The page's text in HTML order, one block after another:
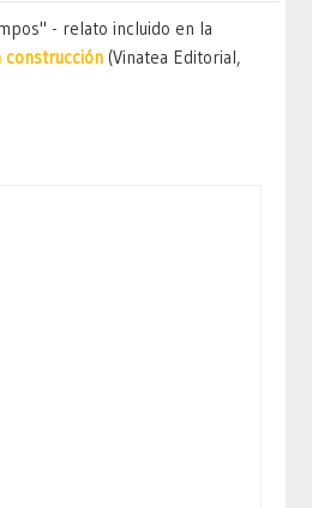
- relato incluido en la
construcción (Vinatea Editorial,